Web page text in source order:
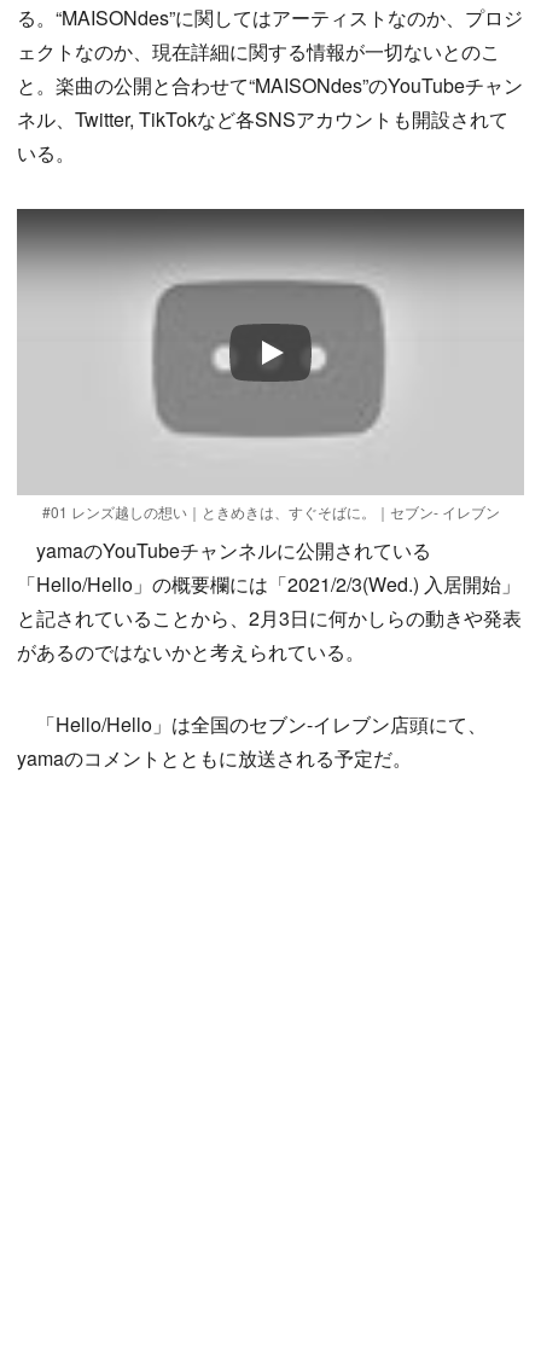
る。“MAISONdes”に関してはアーティストなのか、プロジ
ェクトなのか、現在詳細に関する情報が一切ないとのこ
と。楽曲の公開と合わせて“MAISONdes”のYouTubeチャン
ネル、Twitter, TikTokなど各SNSアカウントも開設されて
いる。
Play
#01 レンズ越しの想い｜ときめきは、すぐそばに。｜セブン- イレブン
yamaのYouTubeチャンネルに公開されている
「Hello/Hello」の概要欄には「2021/2/3(Wed.) 入居開始」
と記されていることから、2月3日に何かしらの動きや発表
があるのではないかと考えられている。
「Hello/Hello」は全国のセブン-イレブン店頭にて、
yamaのコメントとともに放送される予定だ。